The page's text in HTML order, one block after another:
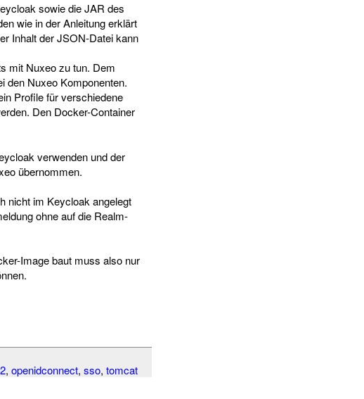
sowie die JAR des
wie in der Anleitung erklärt
Inhalt der JSON-Datei kann
mit Nuxeo zu tun. Dem
den Nuxeo Komponenten.
Profile für verschiedene
Den Docker-Container
verwenden und der
übernommen.
nicht im Keycloak angelegt
ohne auf die Realm-
Image baut muss also nur
, openidconnect, sso, tomcat